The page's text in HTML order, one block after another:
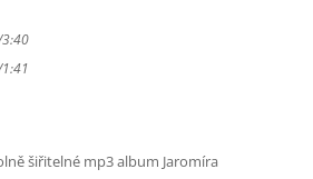
šiřitelné mp3 album Jaromíra